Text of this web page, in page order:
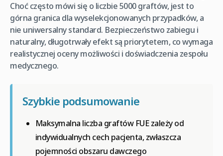
Choć często mówi się o liczbie 5000 graftów, jest to
górna granica dla wyselekcjonowanych przypadków, a
nie uniwersalny standard. Bezpieczeństwo zabiegu i
naturalny, długotrwały efekt są priorytetem, co wymaga
realistycznej oceny możliwości i doświadczenia zespołu
medycznego.
Szybkie podsumowanie
Maksymalna liczba graftów FUE zależy od
indywidualnych cech pacjenta, zwłaszcza
pojemności obszaru dawczego